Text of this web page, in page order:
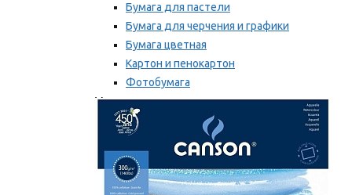
Бумага для пастели
Бумага для черчения и графики
Бумага цветная
Картон и пенокартон
Фотобумага
Мы рекомендуем